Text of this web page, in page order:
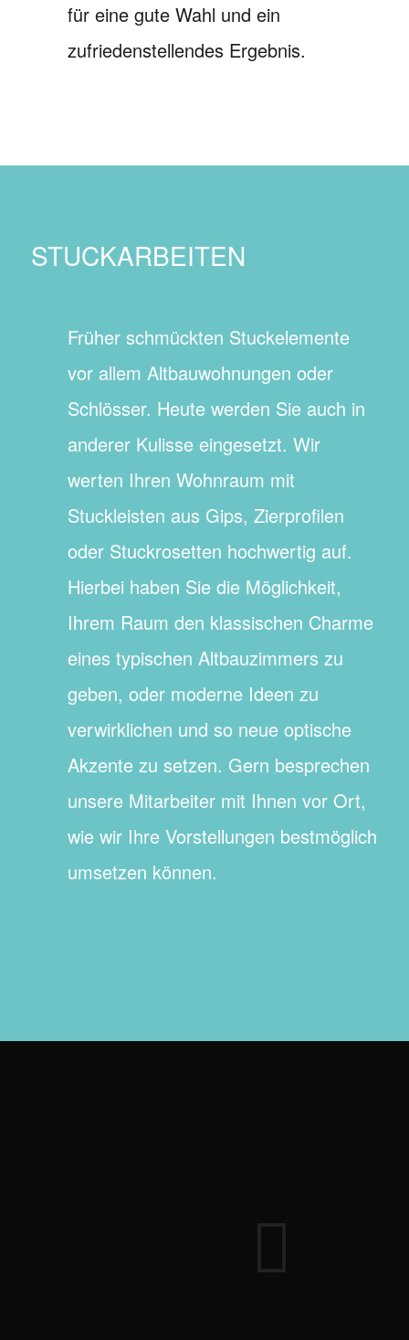
für eine gute Wahl und ein
zufriedenstellendes Ergebnis.
STUCKARBEITEN
Früher schmückten Stuckelemente
vor allem Altbauwohnungen oder
Schlösser. Heute werden Sie auch in
anderer Kulisse eingesetzt. Wir
werten Ihren Wohnraum mit
Stuckleisten aus Gips, Zierprofilen
oder Stuckrosetten hochwertig auf.
Hierbei haben Sie die Möglichkeit,
Ihrem Raum den klassischen Charme
eines typischen Altbauzimmers zu
geben, oder moderne Ideen zu
verwirklichen und so neue optische
Akzente zu setzen. Gern besprechen
unsere Mitarbeiter mit Ihnen vor Ort,
wie wir Ihre Vorstellungen bestmöglich
umsetzen können.